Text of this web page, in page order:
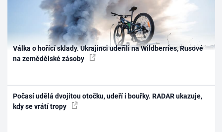
Válka o hořící sklady. Ukrajinci udeřili na Wildberries, Rusové
na zemědělské zásoby
Počasí udělá dvojitou otočku, udeří i bouřky. RADAR ukazuje,
kdy se vrátí tropy